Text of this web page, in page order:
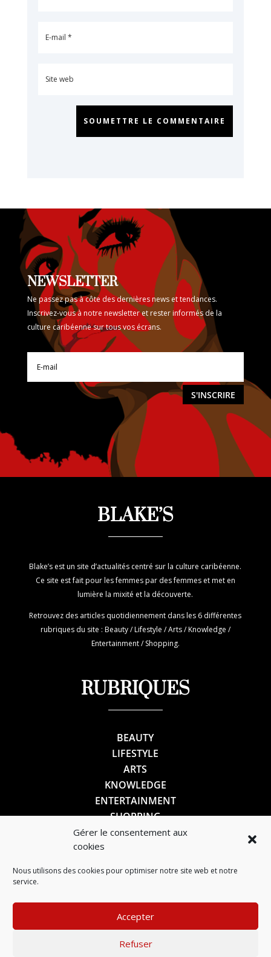
Gérer le consentement aux
cookies
Nous utilisons des cookies pour optimiser notre site web et notre
service.
Accepter
Refuser
SOUMETTRE LE COMMENTAIRE
NEWSLETTER
Ne passez pas à côte des dernières news et tendances.
Inscrivez-vous à notre newsletter et rester informés de la
culture caribéenne sur tous vos écrans.
S'INSCRIRE
BLAKE’S
Blake’s est un site d’actualités centré sur la culture caribéenne.
Ce site est fait pour les femmes par des femmes et met en
lumière la mixité et la découverte.
Retrouvez des articles quotidiennement dans les 6 différentes
rubriques du site : Beauty / Lifestyle / Arts / Knowledge /
Entertainment / Shopping.
RUBRIQUES
BEAUTY
LIFESTYLE
ARTS
KNOWLEDGE
ENTERTAINMENT
SHOPPING
SUIVEZ-NOUS